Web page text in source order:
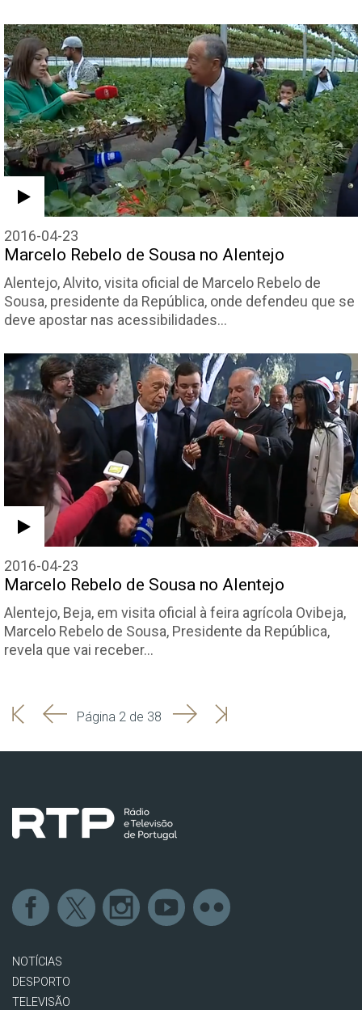
2016-04-23
Marcelo Rebelo de Sousa no Alentejo
Alentejo, Alvito, visita oficial de Marcelo Rebelo de
Sousa, presidente da República, onde defendeu que se
deve apostar nas acessibilidades…
2016-04-23
Marcelo Rebelo de Sousa no Alentejo
Alentejo, Beja, em visita oficial à feira agrícola Ovibeja,
Marcelo Rebelo de Sousa, Presidente da República,
revela que vai receber…
'
'
Página 2 de 38 SeguinteÚltima
NOTÍCIAS
DESPORTO
TELEVISÃO